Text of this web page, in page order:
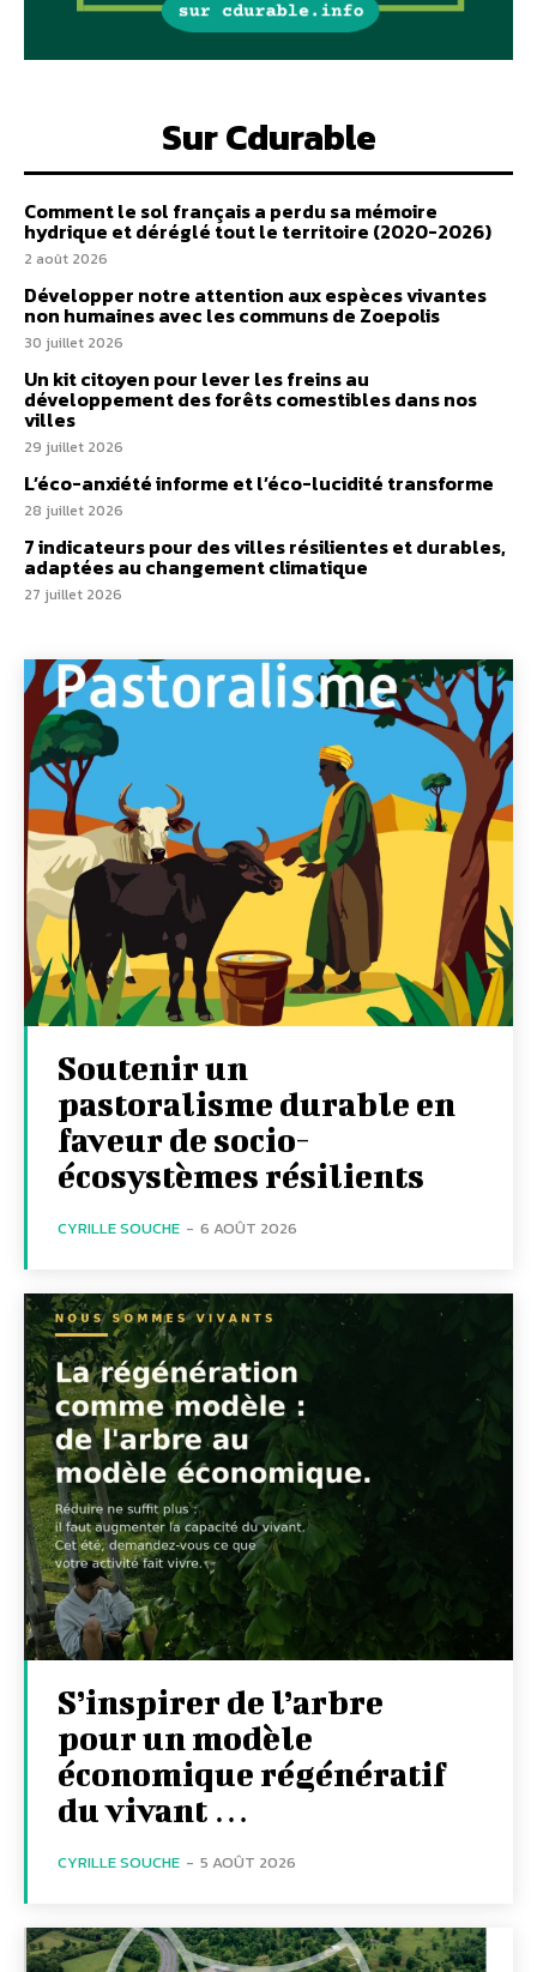
Sur Cdurable
Comment le sol français a perdu sa mémoire
hydrique et déréglé tout le territoire (2020-2026)
2 août 2026
Développer notre attention aux espèces vivantes
non humaines avec les communs de Zoepolis
30 juillet 2026
Un kit citoyen pour lever les freins au
développement des forêts comestibles dans nos
villes
29 juillet 2026
L’éco-anxiété informe et l’éco-lucidité transforme
28 juillet 2026
7 indicateurs pour des villes résilientes et durables,
adaptées au changement climatique
27 juillet 2026
Soutenir un
pastoralisme durable en
faveur de socio-
écosystèmes résilients
CYRILLE SOUCHE - 6 AOÛT 2026
S’inspirer de l’arbre
pour un modèle
économique régénératif
du vivant …
CYRILLE SOUCHE - 5 AOÛT 2026